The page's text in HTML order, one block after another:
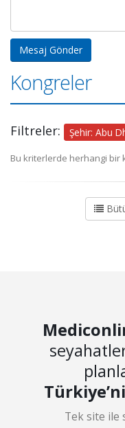
Kongreler
Filtreler: Şehir: Abu
Bu kriterlerde herhangi bir
Tek site ile